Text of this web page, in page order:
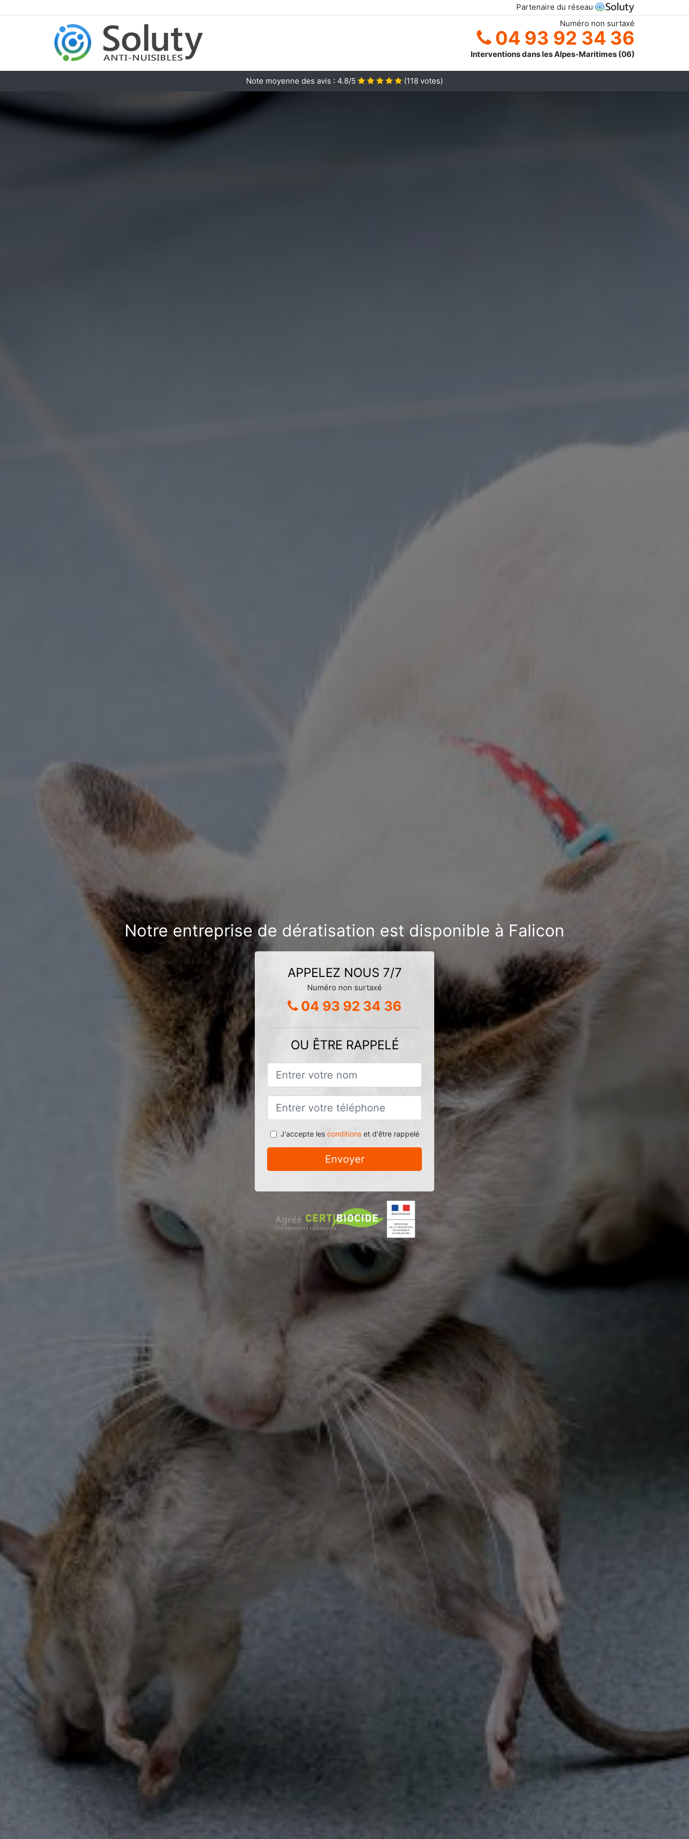
Partenaire du réseau
Numéro non surtaxé
04 93 92 34 36
Interventions dans les Alpes-Maritimes (06)
Note moyenne des avis : 4.8/5 (118 votes)
Notre entreprise de dératisation est disponible à Falicon
APPELEZ NOUS 7/7
Numéro non surtaxé
04 93 92 34 36
OU ÊTRE RAPPELÉ
J'accepte les conditionset d'être rappelé
Envoyer